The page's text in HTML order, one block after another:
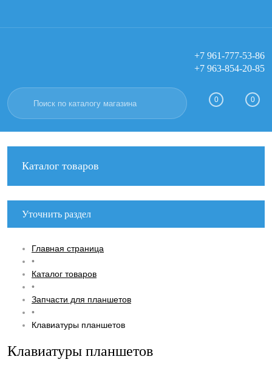
Вход Регистрация
+7 961-777-53-86
+7 963-854-20-85
0 0
Каталог товаров
Уточнить раздел
Главная страница
•
Каталог товаров
•
Запчасти для планшетов
•
Клавиатуры планшетов
Клавиатуры планшетов